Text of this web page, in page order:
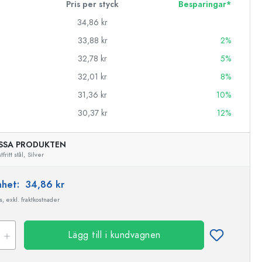
Pris per styck
Besparingar*
34,86 kr
33,88 kr
2%
32,78 kr
5%
32,01 kr
8%
31,36 kr
10%
30,37 kr 12%
PRODUKTEN
stål, Silver
34,86 kr
exkl. fraktkostnader
Lägg till i kundvagnen